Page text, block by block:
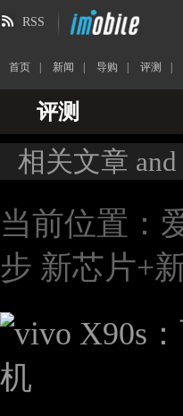
RSS
首页 新闻 导购 评测
评测
相关文章 and
当前位置：
步 新芯片+